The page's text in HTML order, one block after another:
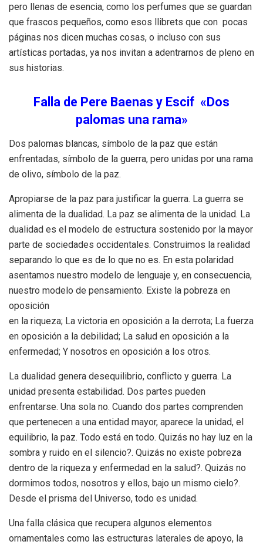
pero llenas de esencia, como los perfumes que se guardan
que frascos pequeños, como esos llibrets que con pocas
páginas nos dicen muchas cosas, o incluso con sus
artísticas portadas, ya nos invitan a adentrarnos de pleno en
sus historias.
Falla de Pere Baenas y Escif «Dos
palomas una rama»
Dos palomas blancas, símbolo de la paz que están
enfrentadas, símbolo de la guerra, pero unidas por una rama
de olivo, símbolo de la paz.
Apropiarse de la paz para justificar la guerra. La guerra se
alimenta de la dualidad. La paz se alimenta de la unidad. La
dualidad es el modelo de estructura sostenido por la mayor
parte de sociedades occidentales. Construimos la realidad
separando lo que es de lo que no es. En esta polaridad
asentamos nuestro modelo de lenguaje y, en consecuencia,
nuestro modelo de pensamiento. Existe la pobreza en
oposición
en la riqueza; La victoria en oposición a la derrota; La fuerza
en oposición a la debilidad; La salud en oposición a la
enfermedad; Y nosotros en oposición a los otros.
La dualidad genera desequilibrio, conflicto y guerra. La
unidad presenta estabilidad. Dos partes pueden
enfrentarse. Una sola no. Cuando dos partes comprenden
que pertenecen a una entidad mayor, aparece la unidad, el
equilibrio, la paz. Todo está en todo. Quizás no hay luz en la
sombra y ruido en el silencio?. Quizás no existe pobreza
dentro de la riqueza y enfermedad en la salud?. Quizás no
dormimos todos, nosotros y ellos, bajo un mismo cielo?.
Desde el prisma del Universo, todo es unidad.
Una falla clásica que recupera algunos elementos
ornamentales como las estructuras laterales de apoyo, la